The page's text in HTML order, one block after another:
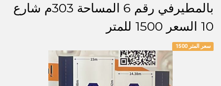
بالمطيرفي رقم 6 المساحة 303م شارع
10 السعر 1500 للمتر
سعر المتر 1500